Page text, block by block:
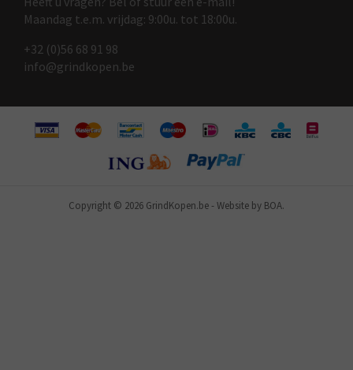
Maandag t.e.m. vrijdag: 9:00u. tot 18:00u.
+32 (0)56 68 91 98
info@grindkopen.be
Copyright © 2026 GrindKopen.be-Website by BOA.